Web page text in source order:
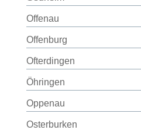
Offenau
Offenburg
Ofterdingen
Öhringen
Oppenau
Osterburken